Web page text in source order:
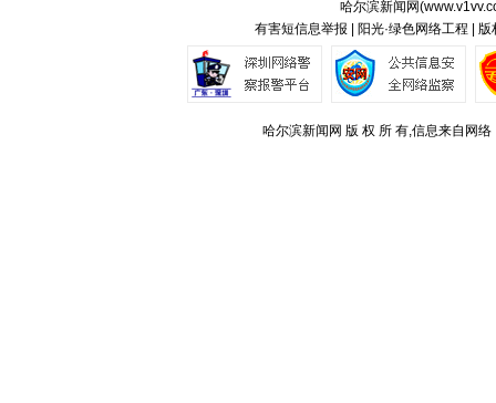
哈尔滨新闻网(
有害短信息举报 | 阳光·绿色网络工程 |
哈尔滨新闻网 版 权 所 有,信息来自网